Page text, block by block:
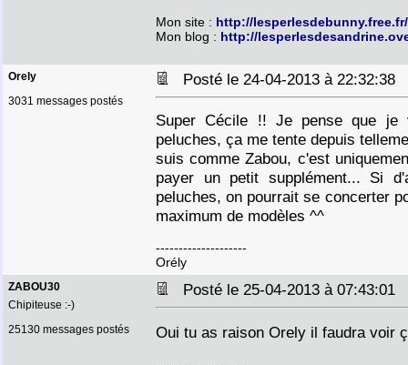
Mon site : http://lesperlesdebunny.free.fr/
Mon blog : http://
Orely
3031 messages postés
Posté le 24-04-2013 à 22:32:38
Super Cécile !! Je pense que
peluches, ça me tente depuis
suis comme Zabou, c'est
payer un petit supplément... Si
peluches, on pourrait se concerter
maximum de modèles ^^
--------------------
Orély
ZABOU30
Chipiteuse :-)
25130 messages postés
Posté le 25-04-2013 à 07:43:01
Oui tu as raison Orely il faudra voir